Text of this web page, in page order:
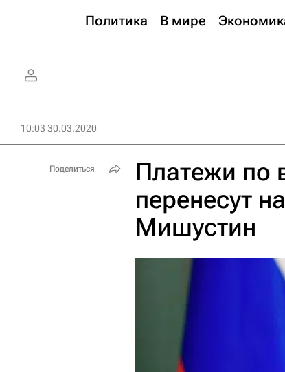
Политика В мире
10:03 30.03.2020
Платежи по
перенесут
Мишустин
Поделиться